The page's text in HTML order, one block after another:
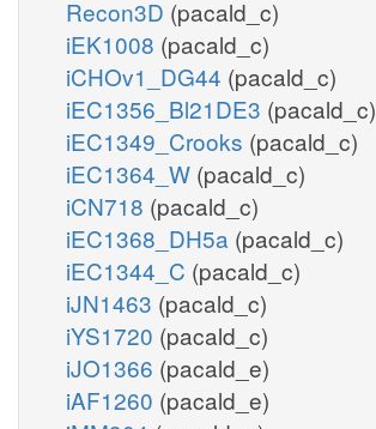
Recon3D (pacald_c)
iEK1008 (pacald_c)
iCHOv1_DG44 (pacald_c)
iEC1356_Bl21DE3 (pacald_c)
iEC1349_Crooks (pacald_c)
iEC1364_W (pacald_c)
iCN718 (pacald_c)
iEC1368_DH5a (pacald_c)
iEC1344_C (pacald_c)
iJN1463 (pacald_c)
iYS1720 (pacald_c)
iJO1366 (pacald_e)
iAF1260 (pacald_e)